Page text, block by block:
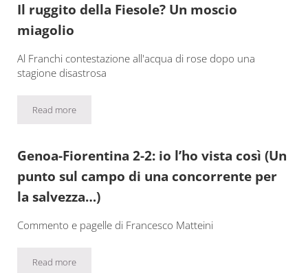
Il ruggito della Fiesole? Un moscio
miagolio
Al Franchi contestazione all'acqua di rose dopo una
stagione disastrosa
Read moreIl ruggito della Fiesole? Un moscio miagolio
Genoa-Fiorentina 2-2: io l’ho vista così (Un
punto sul campo di una concorrente per
la salvezza…)
Commento e pagelle di Francesco Matteini
Read moreGenoa-Fiorentina 2-2: io l’ho vista così (Un punto sul campo